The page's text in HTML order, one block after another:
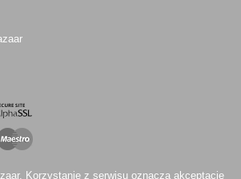
Korzystanie z serwisu oznacza akceptację